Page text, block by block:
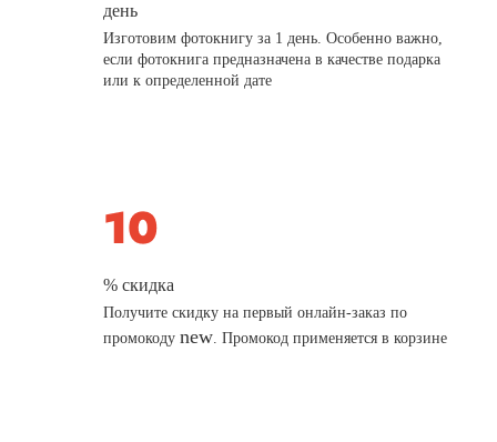
день
Изготовим фотокнигу за 1 день. Особенно важно,
если фотокнига предназначена в качестве подарка
или к определенной дате
% скидка
Получите скидку на первый онлайн-заказ по
промокодуnew. Промокод применяется в корзине